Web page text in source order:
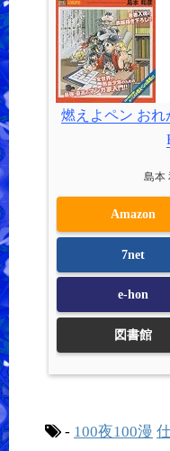
燃えよペン おれ
島本
Amazon
7net
e-hon
図書館
- 100夜100漫